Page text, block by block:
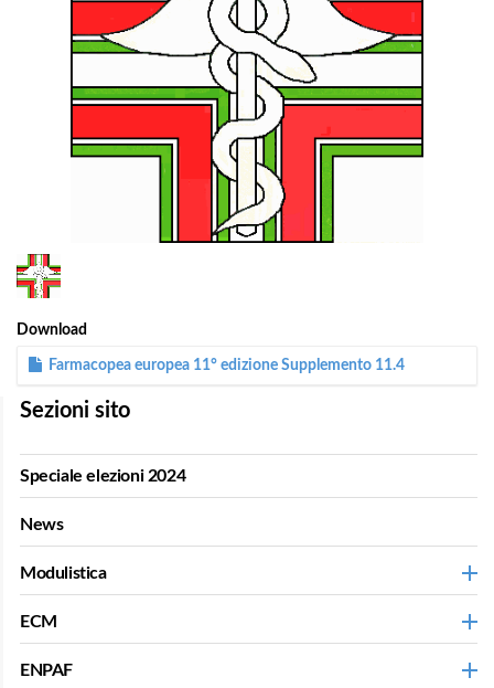
Download
Farmacopea europea 11° edizione Supplemento 11.4
Sezioni sito
Speciale elezioni 2024
News
Modulistica
ECM
ENPAF